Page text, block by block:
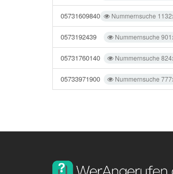
Nummernsuche
05731609840
Nummernsuche
0573192439
Nummernsuche
05731760140
Nummernsuche
05733971900